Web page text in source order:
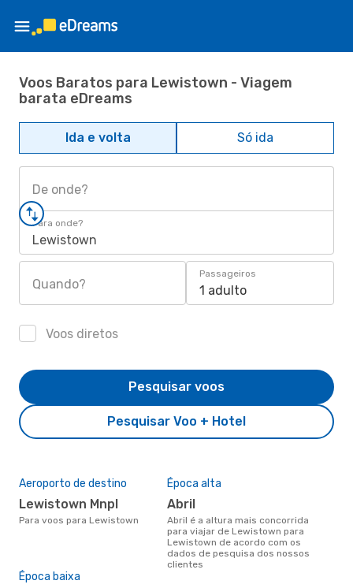
Voos Baratos para Lewistown - Viagem
barata eDreams
Ida e volta Só ida
De onde?
Para onde?
Lewistown
Quando?
Passageiros
1 adulto
Voos diretos
Pesquisar Voo + Hotel
Pesquisar voos
Aeroporto de destino
Lewistown Mnpl
Para voos para Lewistown
Época alta
abril
abril é a altura mais concorrida
para viajar de Lewistown para
Lewistown de acordo com os
dados de pesquisa dos nossos
clientes
Época baixa